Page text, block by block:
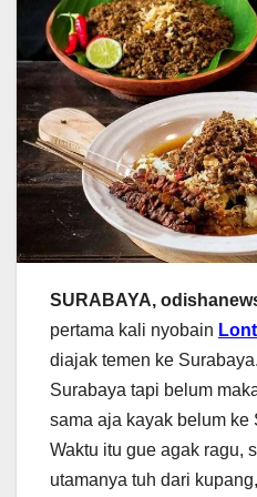
SURABAYA,
pertama kali nyobain
diajak temen ke
Surabaya tapi belum
sama aja kayak belum ke
Waktu itu gue agak ragu,
utamanya tuh dari